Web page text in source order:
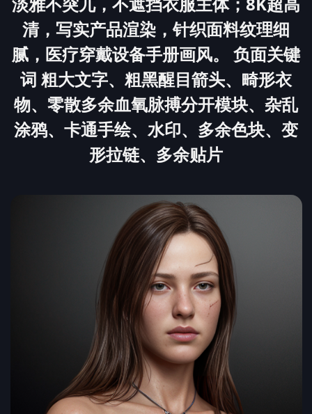
清，写实产品渲染，针织面料纹理细
腻，医疗穿戴设备手册画风。 负面关键
词 粗大文字、粗黑醒目箭头、畸形衣
物、零散多余血氧脉搏分开模块、杂乱
涂鸦、卡通手绘、水印、多余色块、变
形拉链、多余贴片